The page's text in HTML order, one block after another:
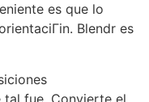
es que lo
Blendr es
fue. Convierte el